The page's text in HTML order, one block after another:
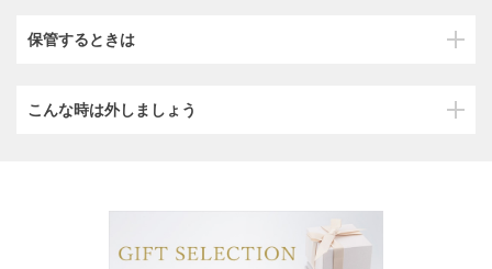
保管するときは
こんな時は外しましょう